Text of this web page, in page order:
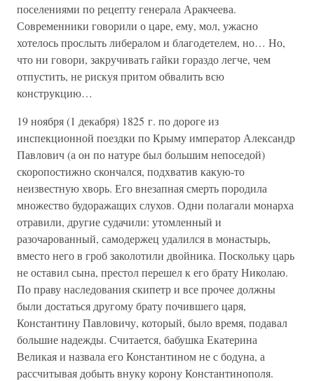
поселениями по рецепту генерала Аракчеева.
Современники говорили о царе, ему, мол, ужасно
хотелось прослыть либералом и благодетелем, но… Но,
что ни говори, закручивать гайки гораздо легче, чем
отпустить, не рискуя притом обвалить всю
конструкцию…
19 ноября (1 декабря) 1825 г. по дороге из
инспекционной поездки по Крыму император Александр
Павлович (а он по натуре был большим непоседой)
скоропостижно скончался, подхватив какую-то
неизвестную хворь. Его внезапная смерть породила
множество будоражащих слухов. Одни полагали монарха
отравили, другие судачили: утомленный и
разочарованный, самодержец удалился в монастырь,
вместо него в гроб заколотили двойника. Поскольку царь
не оставил сына, престол перешел к его брату Николаю.
По праву наследования скипетр и все прочее должны
были достаться другому брату почившего царя,
Константину Павловичу, который, было время, подавал
большие надежды. Считается, бабушка Екатерина
Великая и назвала его Константином не с бодуна, а
рассчитывая добыть внуку корону Константинополя.